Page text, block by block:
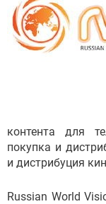
контента для
покупка и
и дистрибуция
Russian World